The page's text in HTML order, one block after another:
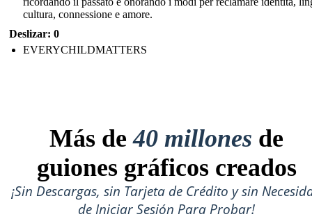
cultura, connessione e amore.
Deslizar: 0
EVERYCHILDMATTERS
Más de40 millones de
guiones gráficos creados
¡Sin Descargas, sin Tarjeta de Crédito y sin
de Iniciar Sesión Para Probar!